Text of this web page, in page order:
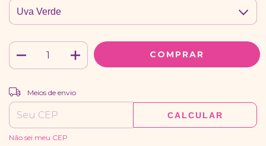
Entregas para o CEP:
Meios de envio
CALCULAR
Não sei meu CEP